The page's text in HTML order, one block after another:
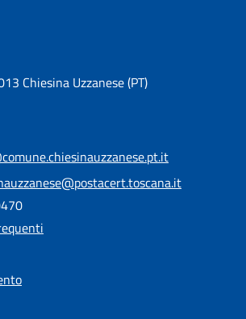
Chiesina Uzzanese (PT)